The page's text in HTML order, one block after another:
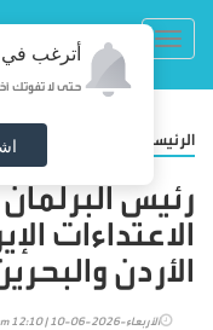
أترغب في
حتى لا تفوتك
الرئيسية
رئيس
الاعتداءات
الأردن
الأربعاء-2026-06-10 | 12:10 pm